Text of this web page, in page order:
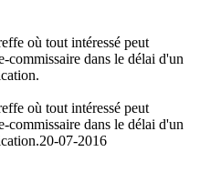
où tout intéressé peut
commissaire dans le délai d'un
où tout intéressé peut
commissaire dans le délai d'un
20-07-2016